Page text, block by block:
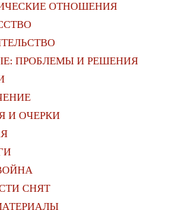
ОТНОШЕНИЯ
ПРОБЛЕМЫ И РЕШЕНИЯ
И ОЧЕРКИ
СНЯТ